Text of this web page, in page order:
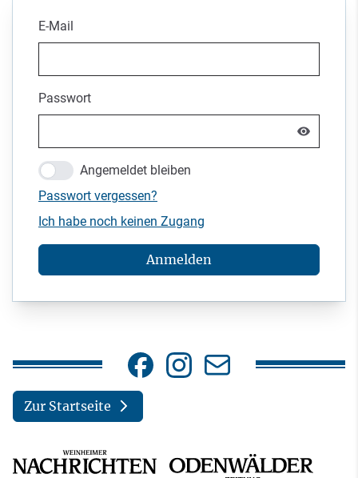
E-Mail
Passwort
Angemeldet bleiben
Passwort vergessen?
Ich habe noch keinen Zugang
Anmelden
Zur Startseite